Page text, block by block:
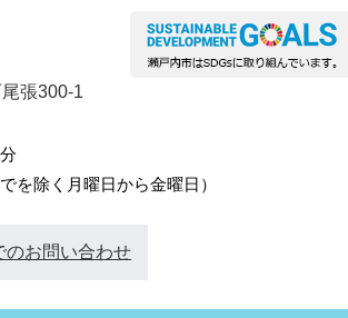
張300-1
を除く月曜日から金曜日）
のお問い合わせ